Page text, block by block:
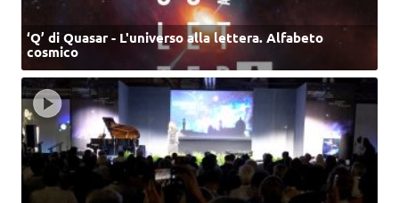
‘Q’ di Quasar - L'universo alla lettera. Alfabeto
cosmico